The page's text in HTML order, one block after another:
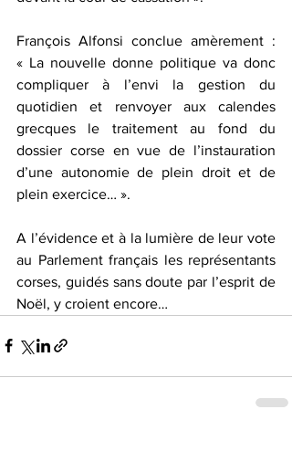
François Alfonsi conclue amèrement :
« La nouvelle donne politique va donc
compliquer à l’envi la gestion du
quotidien et renvoyer aux calendes
grecques le traitement au fond du
dossier corse en vue de l’instauration
d’une autonomie de plein droit et de
plein exercice… ».
A l’évidence et à la lumière de leur vote
au Parlement français les représentants
corses, guidés sans doute par l’esprit de
Noël, y croient encore…